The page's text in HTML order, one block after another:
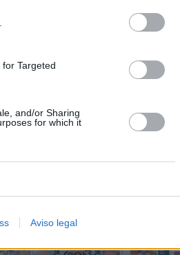
Targeted
and/or Sharing
for which it
Aviso legal